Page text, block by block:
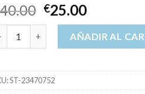
40.00 €25.00
AÑADIR AL
ST-23470752